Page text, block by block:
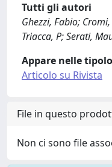
Tutti gli autori
Ghezzi, Fabio;
Triacca, P; Serati,
Appare nelle
Articolo su Rivista
File in questo
Non ci sono file